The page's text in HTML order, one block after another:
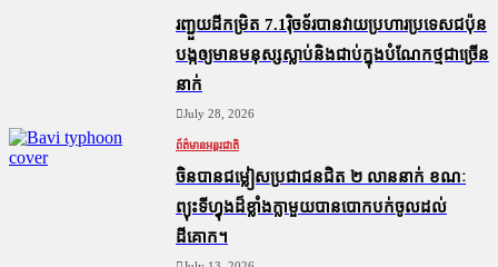
រញ្ជួយដីកម្រិត​ 7.1រ៉ិចទ័របានវាយប្រហារប្រទេសជប៉ុន
បង្កឲ្យមានមនុស្សស្លាប់​និង​ជាប់ក្នុងបំណែកថ្មជាច្រើន
នាក់
July 28, 2026
ព័ត៌មានអន្តរជាតិ
ចិនបានជម្លៀសប្រជាជនជិត ២ លាននាក់ ខណៈ
ព្យុះទីហ្វុងដ៏ខ្លាំងក្លាមួយបានបោកបក់ចូលដល់
ដីគោក។